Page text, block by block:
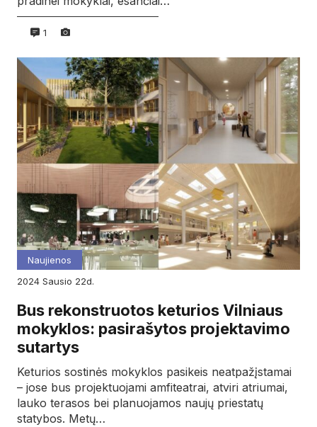
1
Naujienos
2024
sausio 22d.
Bus rekonstruotos keturios Vilniaus
mokyklos: pasirašytos projektavimo
sutartys
Keturios sostinės mokyklos pasikeis neatpažįstamai
– jose bus projektuojami amfiteatrai, atviri atriumai,
lauko terasos bei planuojamos naujų priestatų
statybos. Metų…